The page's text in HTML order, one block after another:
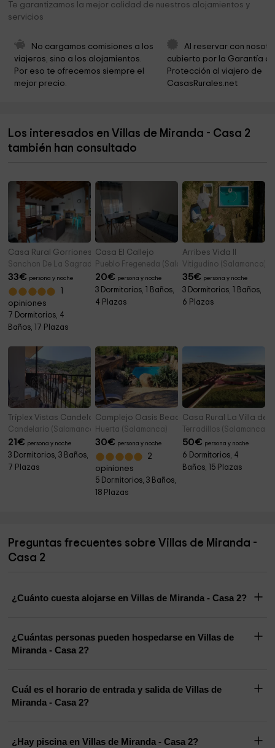
Ayuntamiento de Mozarbez 4,2 km
Municipio de Carbajosa de la Sagrada 5,7 km
5,7 km
Bricolaje
Ayuntamiento De Carrascal De Barregas
Consultorio Médico
7,5 km
Te garantizamos la mejor calidad de nuestros alojamientos y
servicios
No cargamos comisiones a los
viajeros, sino a los alojamientos.
Por eso te ofrecemos siempre el
mejor precio.
Al reservar con
cubierto por la Garantía
Protección al viajero de
CasasRurales.net
Los interesados en Villas de Miranda - Casa 2
también han consultado
Casa Rural Gorriones
Sanchon De La Sagrada (Salamanca)
33€ persona y noche
opiniones
7 Dormitorios, 4
Baños, 17 Plazas
Casa El Callejo
Pueblo Fregeneda (Salamanca)
20€ persona y noche
3 Dormitorios, 1 Baños,
4 Plazas
Arribes Vida II
Vitigudino (Salamanca)
35€ persona y noche
3 Dormitorios, 1 Baños,
6 Plazas
Tríplex Vistas Candelario
Candelario (Salamanca)
21€ persona y noche
3 Dormitorios, 3 Baños,
7 Plazas
Complejo Oasis Beach Sobre el Río
Huerta (Salamanca)
30€ persona y noche
2
opiniones
5 Dormitorios, 3 Baños,
18 Plazas
Casa Rural La Villa de
Terradillos (Salamanca)
50€ persona y noche
6 Dormitorios, 4
Baños, 15 Plazas
Preguntas frecuentes sobre Villas de Miranda -
Casa 2
¿Cuánto cuesta alojarse en Villas de Miranda - Casa 2?
¿Cuántas personas pueden hospedarse en Villas de
Miranda - Casa 2?
Cuál es el horario de entrada y salida de Villas de
Miranda - Casa 2?
¿Hay piscina en Villas de Miranda - Casa 2?